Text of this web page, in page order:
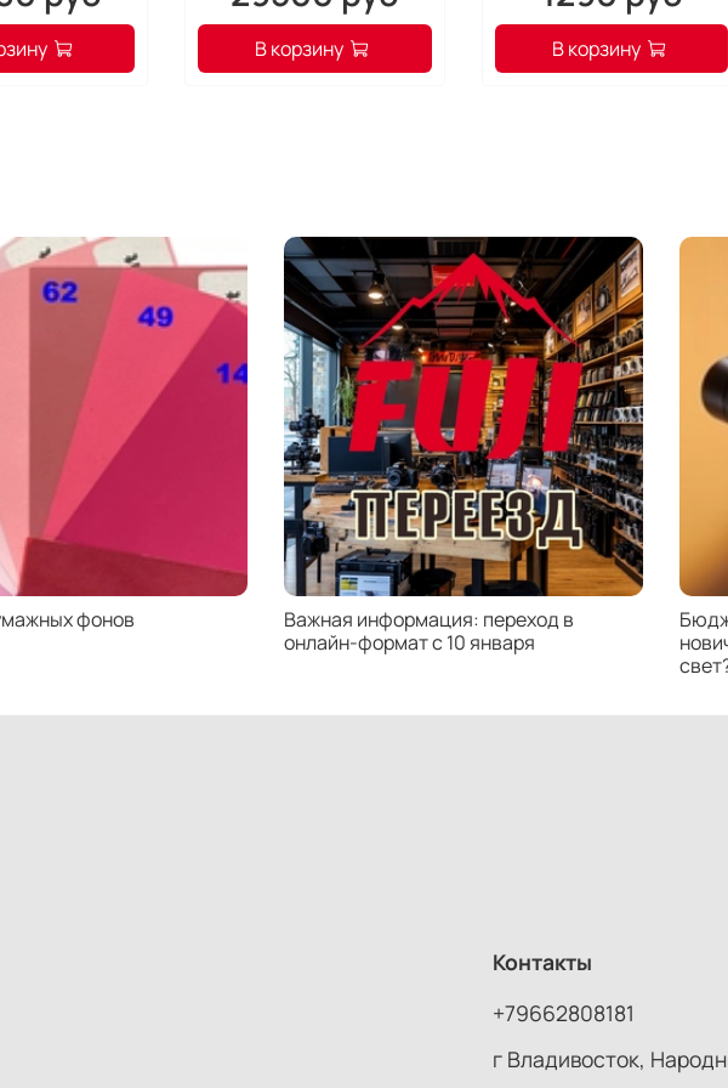
В корзину В корзину
фонов
Важная информация: переход в
онлайн-формат с 10 января
Контакты
+79662808181
г Владивосток,